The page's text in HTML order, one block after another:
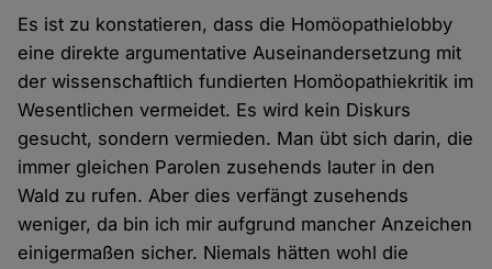
Es ist zu konstatieren, dass die Homöopathielobby
eine direkte argumentative Auseinandersetzung mit
der wissenschaftlich fundierten Homöopathiekritik im
Wesentlichen vermeidet. Es wird kein Diskurs
gesucht, sondern vermieden. Man übt sich darin, die
immer gleichen Parolen zusehends lauter in den
Wald zu rufen. Aber dies verfängt zusehends
weniger, da bin ich mir aufgrund mancher Anzeichen
einigermaßen sicher. Niemals hätten wohl die